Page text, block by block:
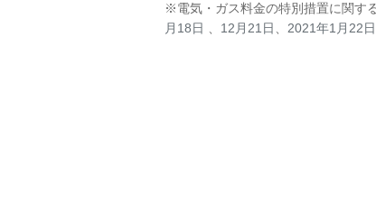
※電気・ガス料金の特別措置に関す
月18日
12月21日 2021年1月22日